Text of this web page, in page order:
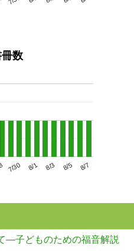
数
7/30 8/1 8/3 8/5 8/7
―子どものための福音解説